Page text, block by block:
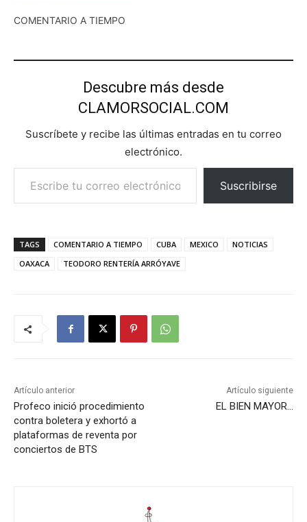
COMENTARIO A TIEMPO
Descubre más desde
CLAMORSOCIAL.COM
Suscríbete y recibe las últimas entradas en tu correo
electrónico.
Escribe tu correo electrónico…
Suscribirse
TAGS COMENTARIO A TIEMPO CUBA MEXICO
NOTICIAS
OAXACA
TEODORO RENTERÍA ARRÓYAVE
Artículo anterior
Profeco inició procedimiento
contra boletera y exhortó a
plataformas de reventa por
conciertos de BTS
Artículo siguiente
EL BIEN MAYOR…